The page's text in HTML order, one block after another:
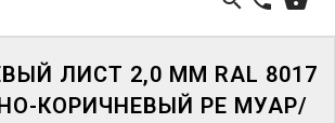
ЛИСТ 2,0 ММ RAL 8017
КОРИЧНЕВЫЙ PE МУАР/